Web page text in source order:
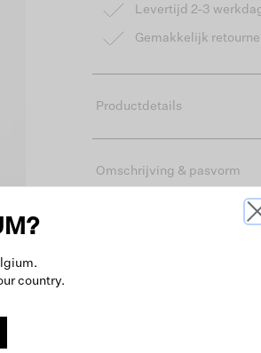
Levertijd 2-3
Gemakkelijk
Productdetails
Omschrijving & pasvorm
country.